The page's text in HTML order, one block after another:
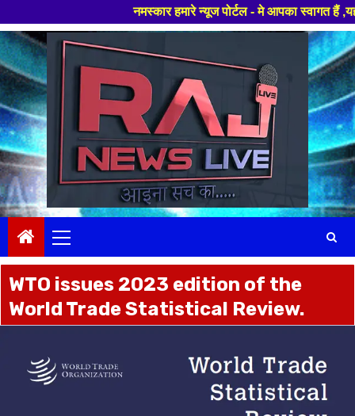
नमस्कार हमारे न्यूज पोर्टल - मे आपका स्वागत हैं ,यहाँ आपको
Skip
to
content
Menu
WTO issues 2023 edition of the
World Trade Statistical Review.